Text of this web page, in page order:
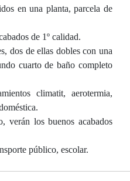
en una planta, parcela de
de 1º calidad.
dos de ellas dobles con una
cuarto de baño completo
climatit, aerotermia,
verán los buenos acabados
público, escolar.